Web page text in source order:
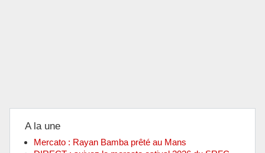
A la une
Mercato : Rayan Bamba prêté au Mans